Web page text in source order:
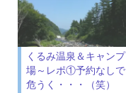
くるみ温泉＆キャンプ
場～レポ①予約なしで
危うく・・・（笑）